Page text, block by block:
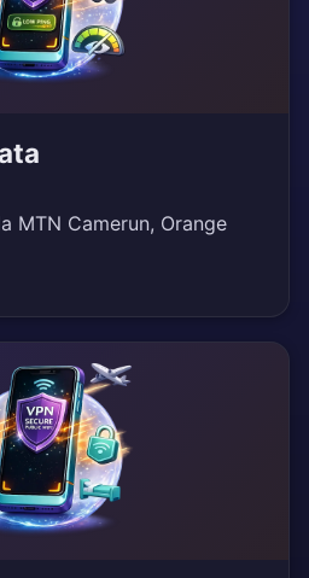
MTN Camerun, Orange